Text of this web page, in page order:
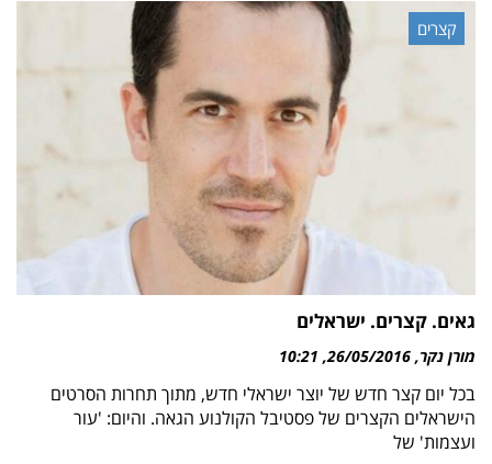
קצרים
גאים. קצרים. ישראלים
מורן נקר 26/05/2016
10:21
בכל יום קצר חדש של יוצר ישראלי חדש, מתוך תחרות הסרטים
הישראלים הקצרים של פסטיבל הקולנוע הגאה. והיום: 'עור
ועצמות' של